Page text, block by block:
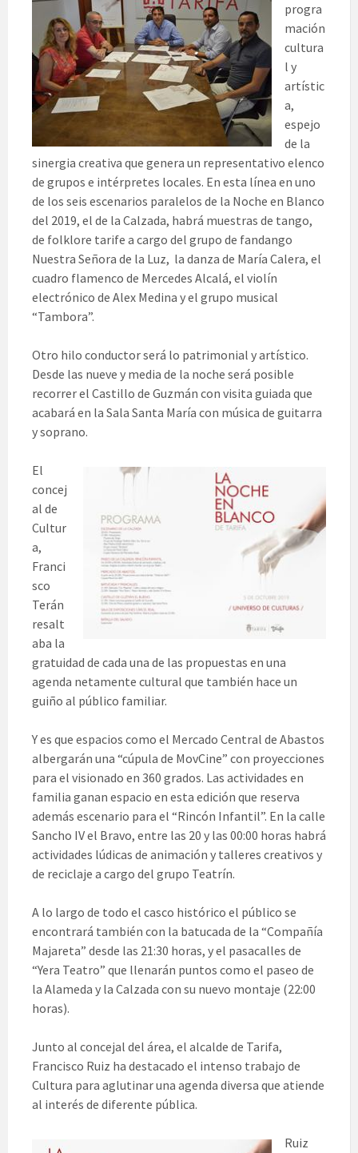
progra
mación
cultura
l y
artístic
a,
espejo
de la
sinergia creativa que genera un representativo elenco
de grupos e intérpretes locales. En esta línea en uno
de los seis escenarios paralelos de la Noche en Blanco
del 2019, el de la Calzada, habrá muestras de tango,
de folklore tarife a cargo del grupo de fandango
Nuestra Señora de la Luz, la danza de María Calera, el
cuadro flamenco de Mercedes Alcalá, el violín
electrónico de Alex Medina y el grupo musical
“Tambora”.
Otro hilo conductor será lo patrimonial y artístico.
Desde las nueve y media de la noche será posible
recorrer el Castillo de Guzmán con visita guiada que
acabará en la Sala Santa María con música de guitarra
y soprano.
El
concej
al de
Cultur
a,
Franci
sco
Terán
resalt
aba la
gratuidad de cada una de las propuestas en una
agenda netamente cultural que también hace un
guiño al público familiar.
Y es que espacios como el Mercado Central de Abastos
albergarán una “cúpula de MovCine” con proyecciones
para el visionado en 360 grados. Las actividades en
familia ganan espacio en esta edición que reserva
además escenario para el “Rincón Infantil”. En la calle
Sancho IV el Bravo, entre las 20 y las 00:00 horas habrá
actividades lúdicas de animación y talleres creativos y
de reciclaje a cargo del grupo Teatrín.
A lo largo de todo el casco histórico el público se
encontrará también con la batucada de la “Compañía
Majareta” desde las 21:30 horas, y el pasacalles de
“Yera Teatro” que llenarán puntos como el paseo de
la Alameda y la Calzada con su nuevo montaje (22:00
horas).
Junto al concejal del área, el alcalde de Tarifa,
Francisco Ruiz ha destacado el intenso trabajo de
Cultura para aglutinar una agenda diversa que atiende
al interés de diferente pública.
Ruiz